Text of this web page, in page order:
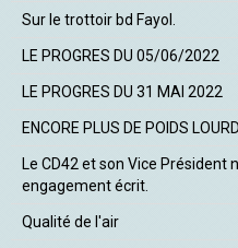
Sur le trottoir bd Fayol.
LE PROGRES DU 05/06/2022
LE PROGRES DU 31 MAI 2022
ENCORE PLUS DE POIDS
Le CD42 et son Vice Président
engagement écrit.
Qualité de l'air